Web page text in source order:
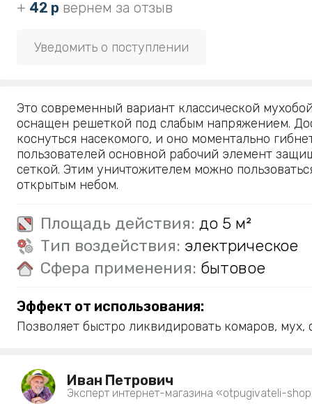
+ 42 р вернем за отзыв
Уведомить о поступлении
Это современный вариант классической
оснащен решеткой под слабым напряжением.
коснуться насекомого, и оно моментально
пользователей основной рабочий элемент
сеткой. Этим уничтожителем можно
открытым небом.
Площадь действия: до 5 м²
Тип воздействия: электрическое
Сфера применения: бытовое
Эффект от использования:
Позволяет быстро ликвидировать комаров, мух,
Иван Петрович
Эксперт интернет-магазина «otpugivateli-